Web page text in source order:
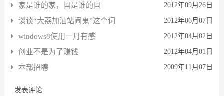
家是谁的家，国是谁的国 2012年09月26日
谈谈“大荔加油站闹鬼”这个词 2012年06月07日
windows8使用一月有感 2012年04月02日
创业不是为了赚钱 2012年04月01日
本部招聘 2009年11月07日
发表评论: